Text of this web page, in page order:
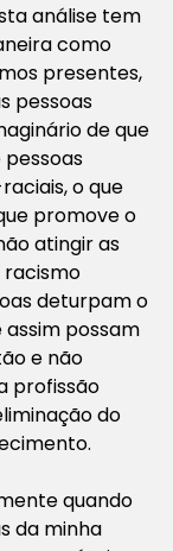
análise tem
como
presentes,
pessoas
de que
pessoas
o que
promove o
atingir as
racismo
deturpam o
possam
e não
profissão
do
quando
da minha